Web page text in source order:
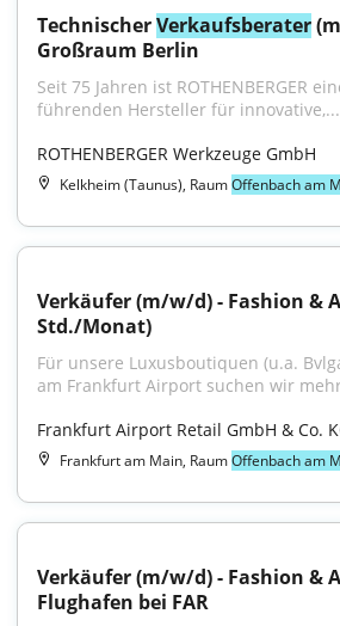
Technischer Verkaufsberater
Großraum Berlin
Seit 75 Jahren ist ROTHENBERGER
führenden Hersteller für innovative,...
ROTHENBERGER Werkzeuge GmbH
Kelkheim (Taunus), RaumOffenbach am
Verkäufer (m/w/d) - Fashion &
Std./Monat)
Für unsere Luxusboutiquen (u.a.
am Frankfurt Airport suchen wir
Frankfurt Airport Retail GmbH & Co.
Frankfurt am Main, RaumOffenbach am
Verkäufer (m/w/d) - Fashion &
Flughafen bei FAR